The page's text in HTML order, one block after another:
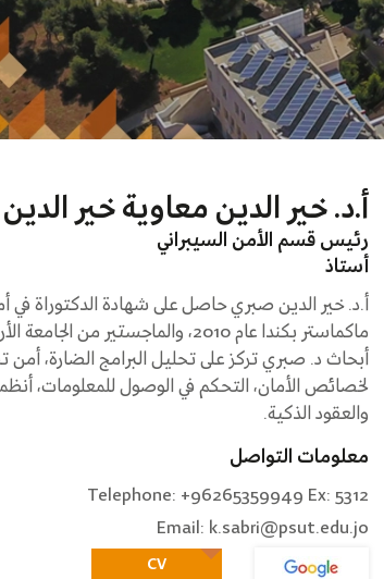
أ.د. خير الدين معاوية خير
رئيس قسم الأمن السيبراني
أستاذ
أ.د. خير الدين صبري حاصل على شهادة الدكتوراة في
أبحاث د. صبري تركز على تحليل البرامج الضارة، أمن
لخصائص الأمان، التحكم في الوصول للمعلومات،
والعقود الذكية.
معلومات التواصل
Telephone: +96265359949 Ex: 5312
Email: k.sabri@psut.edu.jo
CV